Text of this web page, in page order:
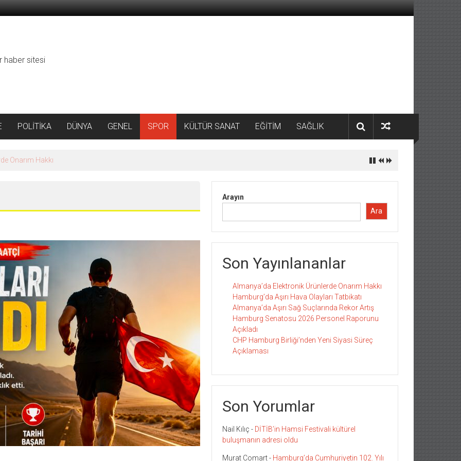
haber sitesi
POLİTİKA DÜNYA GENEL SPOR KÜLTÜR SANAT EĞİTİM SAĞLIK
Tatbikatı
Arayın
Ara
Son Yayınlananlar
Almanya’da Elektronik Ürünlerde Onarım Hakkı
Hamburg’da Aşırı Hava Olayları Tatbikatı
Almanya’da Aşırı Sağ Suçlarında Rekor Artış
Hamburg Senatosu 2026 Personel Raporunu
Açıkladı
CHP Hamburg Birliği’nden Yeni Siyasi Süreç
Açıklaması
Son Yorumlar
Nail Kılıç - DİTİB’in Hamsi Festivali kültürel
buluşmanın adresi oldu
Murat Comart- Hamburg’da Cumhuriyetin 102. Yılı